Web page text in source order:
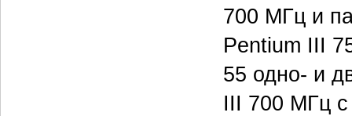
700 МГц и
Pentium III
55 одно- и
III 700 МГц с